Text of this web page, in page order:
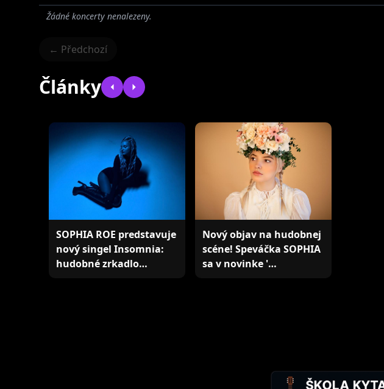
Žádné koncerty nenalezeny.
← Předchozí
Články
SOPHIA ROE predstavuje
nový singel Insomnia:
hudobné zrkadlo…
Nový objav na hudobnej
scéne! Speváčka SOPHIA
sa v novinke '…